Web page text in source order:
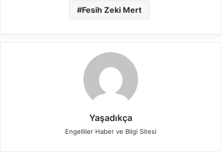
Fesih Zeki Mert
Yaşadıkça
Engelliler Haber ve Bilgi Sitesi